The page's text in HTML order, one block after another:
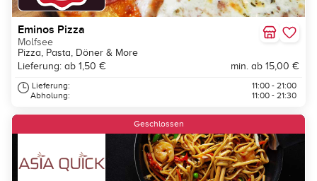
Eminos Pizza
Molfsee
Pizza, Pasta, Döner & More
Lieferung: ab 1,50 €
min. ab 15,00 €
Lieferung:
Abholung:
11:00 - 21:00
11:00 - 21:30
Geschlossen